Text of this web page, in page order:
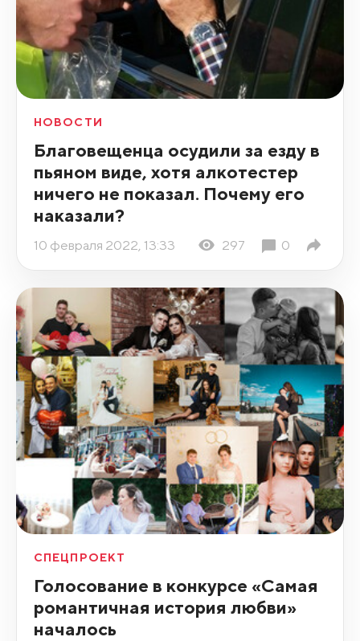
НОВОСТИ
Благовещенца осудили за езду в
пьяном виде, хотя алкотестер
ничего не показал. Почему его
наказали?
10 февраля 2022, 13:33 297 0
СПЕЦПРОЕКТ
Голосование в конкурсе «Самая
романтичная история любви»
началось